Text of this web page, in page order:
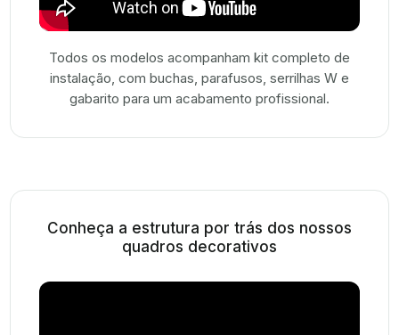
Todos os modelos acompanham kit completo de
instalação, com buchas, parafusos, serrilhas W e
gabarito para um acabamento profissional.
Conheça a estrutura por trás dos nossos
quadros decorativos